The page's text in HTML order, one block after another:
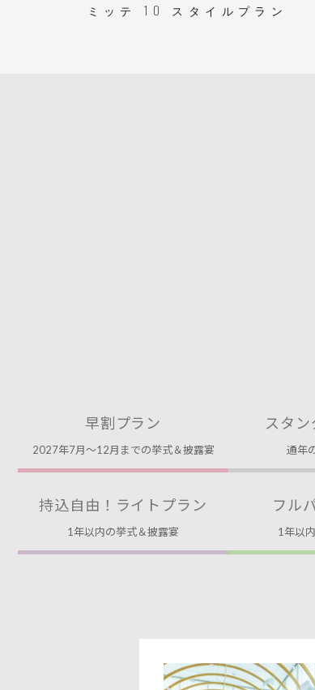
ミッテ 10 スタイルプラン
早割プラン
2027年7月～12月までの挙式＆披露宴
スタ
通年
持込自由！ライトプラン
1年以内の挙式＆披露宴
フル
1年以